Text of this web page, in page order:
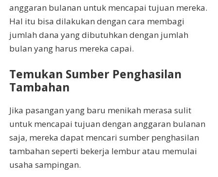
anggaran bulanan untuk mencapai tujuan mereka.
Hal itu bisa dilakukan dengan cara membagi
jumlah dana yang dibutuhkan dengan jumlah
bulan yang harus mereka capai.
Temukan Sumber Penghasilan
Tambahan
Jika pasangan yang baru menikah merasa sulit
untuk mencapai tujuan dengan anggaran bulanan
saja, mereka dapat mencari sumber penghasilan
tambahan seperti bekerja lembur atau memulai
usaha sampingan.